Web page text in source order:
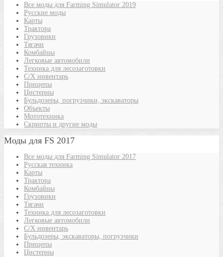
Все моды для Farming Simulator 2019
Русские моды
Карты
Трактора
Грузовики
Тягачи
Комбайны
Легковые автомобили
Техника для лесозаготовки
С/Х инвентарь
Прицепы
Цистерны
Бульдозеры, погрузчики, экскаваторы
Объекты
Мототехника
Скрипты и другие моды
Моды для FS 2017
Все моды для Farming Simulator 2017
Русская техника
Карты
Трактора
Комбайны
Грузовики
Тягачи
Техника для лесозаготовки
Легковые автомобили
С/Х инвентарь
Бульдозеры, экскаваторы, погрузчики
Прицепы
Цистерны